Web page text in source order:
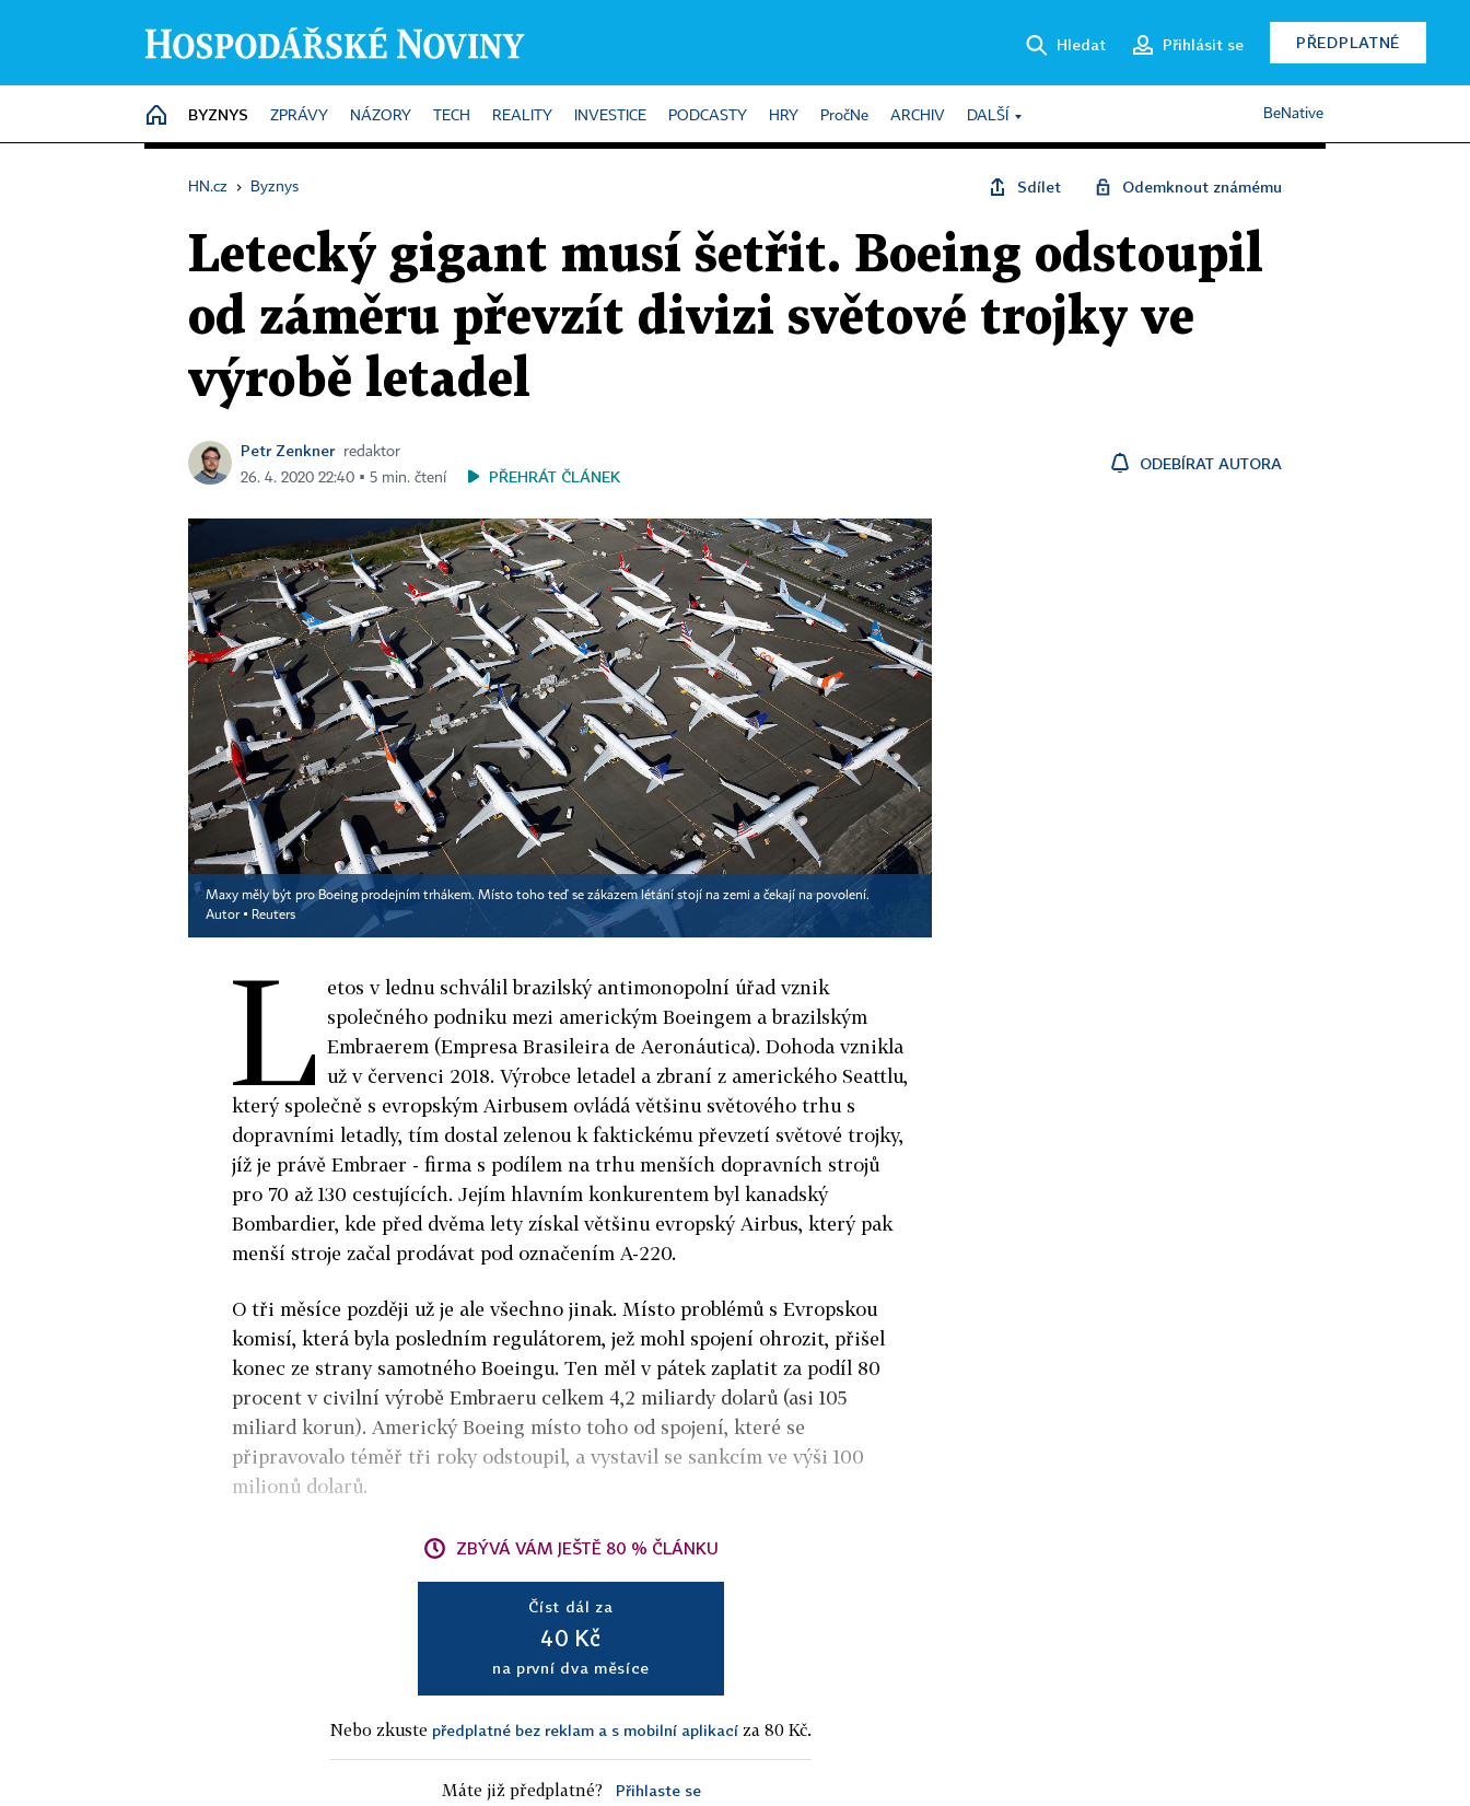
Hledat Přihlásit se PŘEDPLATNÉ
HOME
BYZNYS ZPRÁVY NÁZORY TECH REALITY INVESTICE PODCASTY HRY PročNe ARCHIV DALŠÍ BeNative
HN.cz › Byznys Sdílet Odemknout známému
Letecký gigant musí šetřit. Boeing odstoupil
od záměru převzít divizi světové trojky ve
výrobě letadel
Petr Zenkner
redaktor
26. 4. 2020 22:40 ▪ 5 min. čtení
PŘEHRÁT ČLÁNEK
ODEBÍRAT AUTORA
Maxy měly být pro Boeing prodejním trhákem. Místo toho teď se zákazem létání stojí na zemi a čekají na povolení.
Autor ▪ Reuters
L etos v lednu schválil brazilský antimonopolní úřad vznik
společného podniku mezi americkým Boeingem a brazilským
Embraerem (Empresa Brasileira de Aeronáutica). Dohoda vznikla
už v červenci 2018. Výrobce letadel a zbraní z amerického Seattlu,
který společně s evropským Airbusem ovládá většinu světového trhu s
dopravními letadly, tím dostal zelenou k faktickému převzetí světové trojky,
jíž je právě Embraer - firma s podílem na trhu menších dopravních strojů
pro 70 až 130 cestujících. Jejím hlavním konkurentem byl kanadský
Bombardier, kde před dvěma lety získal většinu evropský Airbus, který pak
menší stroje začal prodávat pod označením A-220.
O tři měsíce později už je ale všechno jinak. Místo problémů s Evropskou
komisí, která byla posledním regulátorem, jež mohl spojení ohrozit, přišel
konec ze strany samotného Boeingu. Ten měl v pátek zaplatit za podíl 80
procent v civilní výrobě Embraeru celkem 4,2 miliardy dolarů (asi 105
miliard korun). Americký Boeing místo toho od spojení, které se
připravovalo téměř tři roky odstoupil, a vystavil se sankcím ve výši 100
milionů dolarů.
ZBÝVÁ VÁM JEŠTĚ 80 % ČLÁNKU
Číst dál za
40 Kč
na první dva měsíce
Nebo zkuste předplatné bez reklam a s mobilní aplikací za 80 Kč.
Máte již předplatné? Přihlaste se